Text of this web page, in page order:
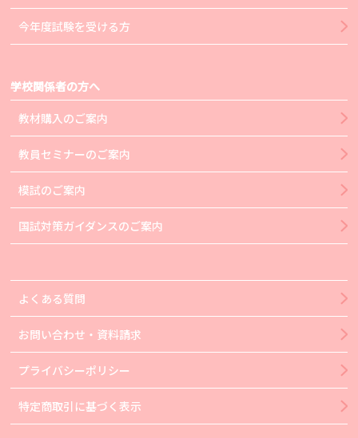
今年度試験を受ける方
学校関係者の方へ
教材購入のご案内
教員セミナーのご案内
模試のご案内
国試対策ガイダンスのご案内
よくある質問
お問い合わせ・資料請求
プライバシーポリシー
特定商取引に基づく表示